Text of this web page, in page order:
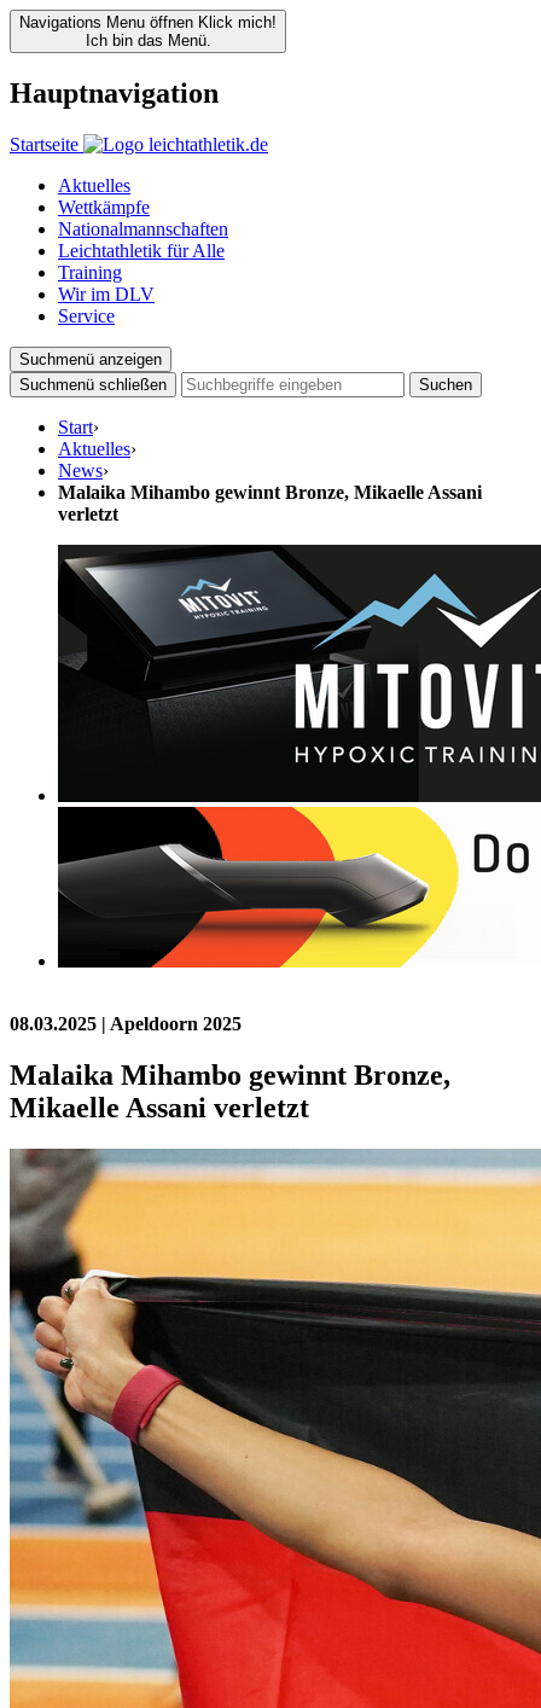
Navigations Menu öffnen Klick mich!
Ich bin das Menü.
Hauptnavigation
Startseite
Aktuelles
Wettkämpfe
Nationalmannschaften
Leichtathletik für Alle
Training
Wir im DLV
Service
Suchmenü anzeigen
Suchmenü schließen
Suchen
Start›
Aktuelles›
News›
Malaika Mihambo gewinnt Bronze, Mikaelle Assani
verletzt
08.03.2025 | Apeldoorn 2025
Malaika Mihambo gewinnt Bronze,
Mikaelle Assani verletzt